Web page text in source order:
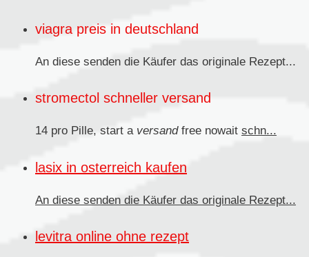
viagra preis in deutschland
An diese senden die Käufer das originale Rezept...
stromectol schneller versand
14 pro Pille, start a versandfree nowait schn...
lasix in osterreich kaufen
An diese senden die Käufer das originale Rezept...
levitra online ohne rezept